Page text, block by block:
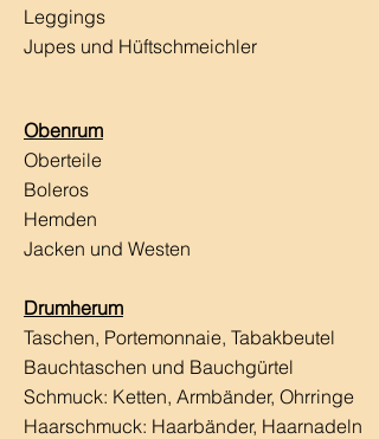
Leggings
Jupes und Hüftschmeichler
Obenrum
Oberteile
Boleros
Hemden
Jacken und Westen
Drumherum
Taschen, Portemonnaie, Tabakbeutel
Bauchtaschen und Bauchgürtel
Schmuck: Ketten, Armbänder, Ohrringe
Haarschmuck: Haarbänder, Haarnadeln